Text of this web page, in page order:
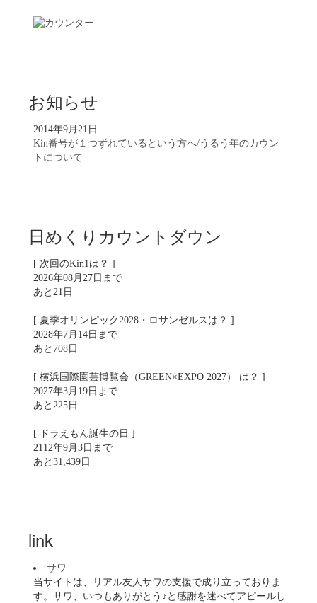
お知らせ
2014年9月21日
Kin番号が１つずれているという方へ/うるう年のカウン
トについて
日めくりカウントダウン
[ 次回のKin1は？ ]
2026年08月27日まで
あと21日
[ 夏季オリンピック2028・ロサンゼルスは？ ]
2028年7月14日まで
あと708日
[ 横浜国際園芸博覧会（GREEN×EXPO 2027） は？ ]
2027年3月19日まで
あと225日
[ ドラえもん誕生の日 ]
2112年9月3日まで
あと31,439日
link
サワ
当サイトは、リアル友人サワの支援で成り立っておりま
す。サワ、いつもありがとう♪と感謝を述べてアピールし